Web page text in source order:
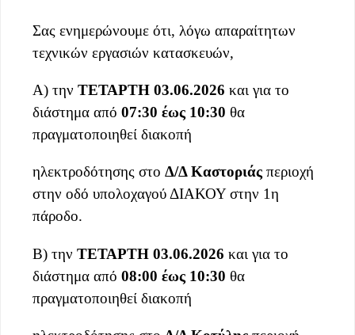
Σας ενημερώνουμε ότι, λόγω απαραίτητων
τεχνικών εργασιών κατασκευών,
Α) την ΤΕΤΑΡΤΗ 03.06.2026 και για το
διάστημα από 07:30 έως 10:30 θα
πραγματοποιηθεί διακοπή
ηλεκτροδότησης στο Δ/Δ Καστοριάς περιοχή
στην οδό υπολοχαγού ΔΙΑΚΟΥ στην 1η
πάροδο.
Β) την ΤΕΤΑΡΤΗ 03.06.2026 και για το
διάστημα από 08:00 έως 10:30 θα
πραγματοποιηθεί διακοπή